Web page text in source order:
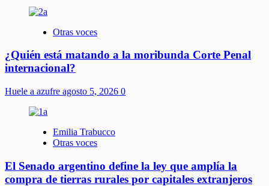
Otras voces
¿Quién está matando a la moribunda Corte Penal
internacional?
Huele a azufre agosto 5, 2026 0
Emilia Trabucco
Otras voces
El Senado argentino define la ley que amplía la
compra de tierras rurales por capitales extranjeros